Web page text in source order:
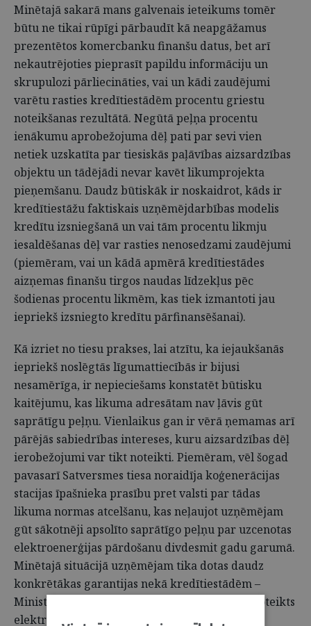
Minētajā sakarā mans galvenais ieteikums tomēr
būtu ne tikai rūpīgi pārbaudīt kā neapgāžamus
prezentētos komercbanku finanšu datus, bet arī
nekautrējoties pieprasīt papildu informāciju un
skrupulozi pārliecināties, vai un kādi zaudējumi
varētu rasties kredītiestādēm procentu griestu
noteikšanas rezultātā. Negūtā peļņa procentu
ienākumu aprobežojuma dēļ pati par sevi vien
netiek uzskatīta par tiesiskās paļāvības aizsardzības
objektu un tādējādi nevar kavēt likumprojekta
pieņemšanu. Daudz būtiskāk ir noskaidrot, kāds ir
kredītiestāžu faktiskais uzņēmējdarbības modelis
kredītu izsniegšanā un vai tām procentu likmju
iesaldēšanas dēļ var rasties nenosedzami zaudējumi
(piemēram, vai un kādā apmērā kredītiestādes
aizņemas finanšu tirgos naudas līdzekļus pēc
šodienas procentu likmēm, kas tiek izmantoti jau
iepriekš izsniegto kredītu pārfinansēšanai).
Kā izriet no tiesu prakses, lai atzītu, ka iejaukšanās
iepriekš noslēgtās līgumattiecībās ir bijusi
nesamērīga, ir nepieciešams konstatēt būtisku
kaitējumu, kas likuma adresātam nav ļāvis gūt
saprātīgu peļņu. Vienlaikus gan ir vērā ņemamas arī
pārējās sabiedrības intereses, kuru aizsardzības dēļ
ierobežojumi var tikt noteikti. Piemēram, vēl šogad
pavasarī Satversmes tiesa noraidīja koģenerācijas
stacijas īpašnieka prasību pret valsti par tādas
likuma normas atcelšanu, kas neļaujot uzņēmējam
gūt sākotnēji apsolīto saprātīgo peļņu par uzcenotas
elektroenerģijas pārdošanu divdesmit gadu garumā.
Minētajā situācijā uzņēmējam tika dotas daudz
konkrētākas garantijas nekā kredītiestādēm –
Ministru kabineta noteikumos sākotnēji bija noteikts
elektroenerģijas obligātā iepirkuma atbalsts